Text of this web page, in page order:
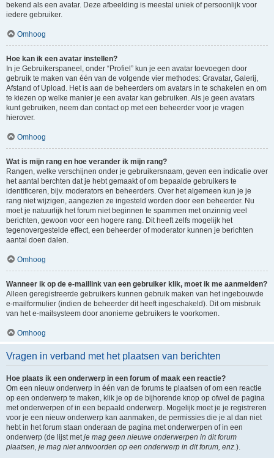
bekend als een avatar. Deze afbeelding is meestal uniek of persoonlijk voor
iedere gebruiker.
Omhoog
Hoe kan ik een avatar instellen?
In je Gebruikerspaneel, onder “Profiel” kun je een avatar toevoegen door
gebruik te maken van één van de volgende vier methodes: Gravatar, Galerij,
Afstand of Upload. Het is aan de beheerders om avatars in te schakelen en om
te kiezen op welke manier je een avatar kan gebruiken. Als je geen avatars
kunt gebruiken, neem dan contact op met een beheerder voor je vragen
hierover.
Omhoog
Wat is mijn rang en hoe verander ik mijn rang?
Rangen, welke verschijnen onder je gebruikersnaam, geven een indicatie over
het aantal berchten dat je hebt gemaakt of om bepaalde gebruikers te
identificeren, bijv. moderators en beheerders. Over het algemeen kun je je
rang niet wijzigen, aangezien ze ingesteld worden door een beheerder. Nu
moet je natuurlijk het forum niet beginnen te spammen met onzinnig veel
berichten, gewoon voor een hogere rang. Dit heeft zelfs mogelijk het
tegenovergestelde effect, een beheerder of moderator kunnen je berichten
aantal doen dalen.
Omhoog
Wanneer ik op de e-maillink van een gebruiker klik, moet ik me aanmelden?
Alleen geregistreerde gebruikers kunnen gebruik maken van het ingebouwde
e-mailformulier (indien de beheerder dit heeft ingeschakeld). Dit om misbruik
van het e-mailsysteem door anonieme gebruikers te voorkomen.
Omhoog
Vragen in verband met het plaatsen van berichten
Hoe plaats ik een onderwerp in een forum of maak een reactie?
Om een nieuw onderwerp in één van de forums te plaatsen of om een reactie
op een onderwerp te maken, klik je op de bijhorende knop op ofwel de pagina
met onderwerpen of in een bepaald onderwerp. Mogelijk moet je je registreren
voor je een nieuw onderwerp kan aanmaken, de permissies die je al dan niet
hebt in het forum staan onderaan de pagina met onderwerpen of in een
onderwerp (de lijst metje mag geen nieuwe onderwerpen in dit forum
plaatsen, je mag niet antwoorden op een onderwerp in dit forum, enz.).